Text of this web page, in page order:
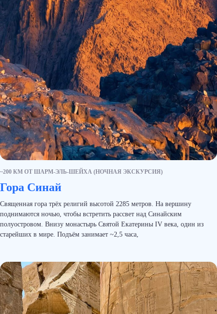
~200 КМ ОТ ШАРМ-ЭЛЬ-ШЕЙХА (НОЧНАЯ ЭКСКУРСИЯ)
Гора Синай
Священная гора трёх религий высотой 2285 метров. На вершину
поднимаются ночью, чтобы встретить рассвет над Синайским
полуостровом. Внизу монастырь Святой Екатерины IV века, один из
старейших в мире. Подъём занимает ~2,5 часа,